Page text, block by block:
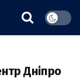
Дніпро